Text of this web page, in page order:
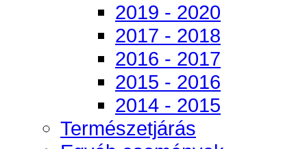
2019 - 2020
2017 - 2018
2016 - 2017
2015 - 2016
2014 - 2015
Természetjárás